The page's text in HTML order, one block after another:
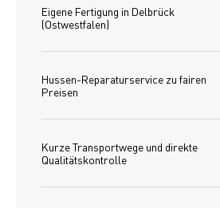
Eigene Fertigung in Delbrück
(Ostwestfalen)
Hussen-Reparaturservice zu fairen
Preisen​
Kurze Transportwege und direkte
Qualitätskontrolle